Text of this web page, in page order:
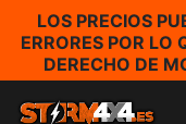
LOS PRECIOS
ERRORES POR LO
DERECHO DE